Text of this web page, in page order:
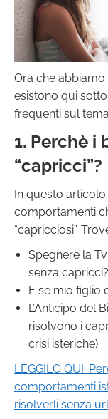
Ora che
esistono qui
frequenti sul tema
1. Perchè i
“capricci”?
In questo
comportamenti
“capricciosi”.
Spegnere la
senza capricci?
E se mio figlio
L’Anticipo del
risolvono i
crisi isteriche)
LEGGILO QUI:
comportamenti
risolverli senza